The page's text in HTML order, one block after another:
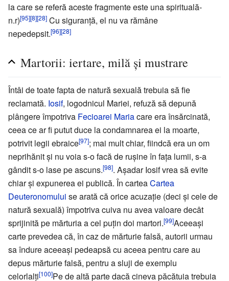
la care se referă aceste fragmente este una spirituală-
n.r)[95][8][28] Cu siguranță, el nu va rămâne
nepedepsit.[96][28]
Martorii: iertare, milă şi mustrare
Întâi de toate fapta de natură sexuală trebuia să fie
reclamată. Iosif, logodnicul Mariei, refuză să depună
plângere împotriva Fecioarei Mariacare era însărcinată,
ceea ce ar fi putut duce la condamnarea ei la moarte,
potrivit legii ebraice[97]; mai mult chiar, fiindcă era un om
neprihănit şi nu voia s-o facă de ruşine în faţa lumii, s-a
gândit s-o lase pe ascuns.[98]. Aşadar Iosif vrea să evite
chiar şi expunerea ei publică. În carteaCartea
Deuteronomului se arată că orice acuzaţie (deci şi cele de
natură sexuală) împotriva cuiva nu avea valoare decât
sprijinită pe mărturia a cel puţin doi martori.[99]Aceeaşi
carte prevedea că, în caz de mărturie falsă, autorii urmau
sa îndure aceeaşi pedeapsă cu aceea pentru care au
depus mărturie falsă, pentru a sluji de exemplu
celorlalţi[100]Pe de altă parte dacă cineva păcătuia trebuia